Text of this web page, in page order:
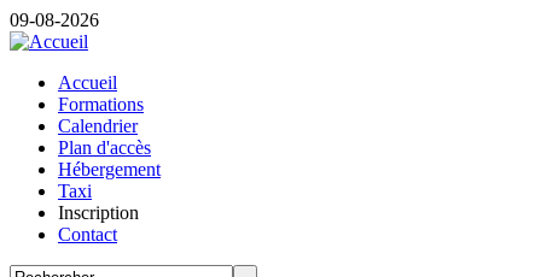
09-08-2026
Accueil
Formations
Calendrier
Plan d'accès
Hébergement
Taxi
Inscription
Contact